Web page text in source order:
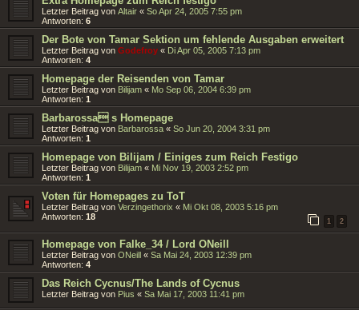
Letzter Beitrag von Altair « So Apr 24, 2005 7:55 pm
Antworten: 6
Der Bote von Tamar Sektion um fehlende Ausgaben erweitert
Letzter Beitrag von Godefroy « Di Apr 05, 2005 7:13 pm
Antworten: 4
Homepage der Reisenden von Tamar
Letzter Beitrag von Bilijam « Mo Sep 06, 2004 6:39 pm
Antworten: 1
Barbarossa s Homepage
Letzter Beitrag von Barbarossa « So Jun 20, 2004 3:31 pm
Antworten: 1
Homepage von Bilijam / Einiges zum Reich Festigo
Letzter Beitrag von Bilijam « Mi Nov 19, 2003 2:52 pm
Antworten: 1
Voten für Homepages zu ToT
Letzter Beitrag von Verzingethorix « Mi Okt 08, 2003 5:16 pm
Antworten: 18
1 2
Homepage von Falke_34 / Lord ONeill
Letzter Beitrag von ONeill « Sa Mai 24, 2003 12:39 pm
Antworten: 4
Das Reich Cycnus/The Lands of Cycnus
Letzter Beitrag von Pius « Sa Mai 17, 2003 11:41 pm